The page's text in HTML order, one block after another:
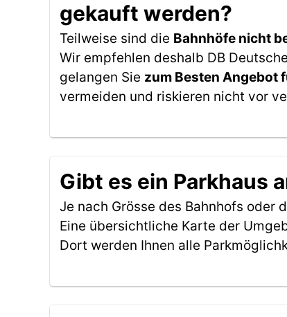
gekauft werden?
Teilweise sind die Bahnhöfe nicht
Wir empfehlen deshalb DB
gelangen Sie zum Besten Angebot
vermeiden und riskieren nicht vor
Gibt es ein Parkhaus
Je nach Grösse des Bahnhofs
Eine übersichtliche Karte der
Dort werden Ihnen alle